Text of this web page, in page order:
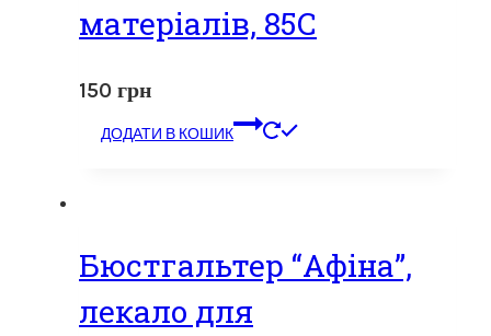
матеріалів, 85С
150 грн
ДОДАТИ В КОШИК
Бюстгальтер “Афіна”,
лекало для